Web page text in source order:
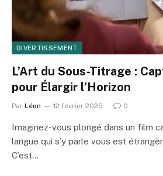
DIVERTISSEMENT
L’Art du Sous-Titrage :
pour Élargir l’Horizon
Par Léon 12 février 2025 0
Imaginez-vous plongé dans un film
langue qui s’y parle vous est
C’est…